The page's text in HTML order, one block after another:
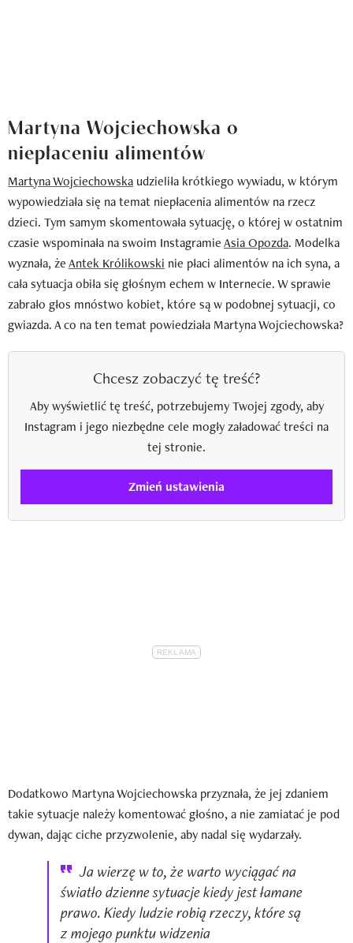
Martyna Wojciechowska o
niepłaceniu alimentów
Martyna Wojciechowska udzieliła krótkiego wywiadu, w którym
wypowiedziała się na temat niepłacenia alimentów na rzecz
dzieci. Tym samym skomentowała sytuację, o której w ostatnim
czasie wspominała na swoim InstagramieAsia Opozda. Modelka
wyznała, żeAntek Królikowski nie płaci alimentów na ich syna, a
cała sytuacja obiła się głośnym echem w Internecie. W sprawie
zabrało głos mnóstwo kobiet, które są w podobnej sytuacji, co
gwiazda. A co na ten temat powiedziała Martyna Wojciechowska?
Chcesz zobaczyć tę treść?
Aby wyświetlić tę treść, potrzebujemy Twojej zgody, aby
Instagram i jego niezbędne cele mogły załadować treści na
tej stronie.
Zmień ustawienia
Dodatkowo Martyna Wojciechowska przyznała, że jej zdaniem
takie sytuacje należy komentować głośno, a nie zamiatać je pod
dywan, dając ciche przyzwolenie, aby nadal się wydarzały.
Ja wierzę w to, że warto wyciągać na
światło dzienne sytuacje kiedy jest łamane
prawo. Kiedy ludzie robią rzeczy, które są
z mojego punktu widzenia